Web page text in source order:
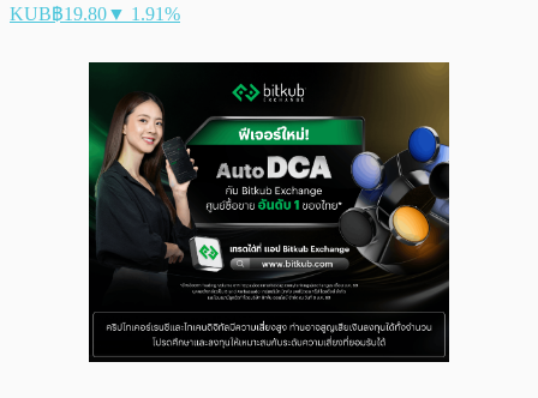
KUB฿19.80▼ 1.91%